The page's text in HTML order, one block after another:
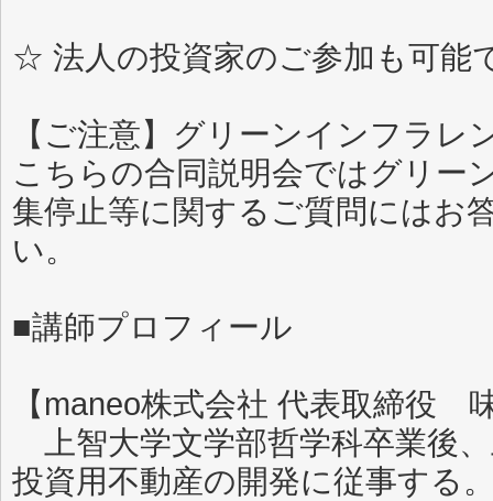
☆ 法人の投資家のご参加も可能
【ご注意】グリーンインフラレ
こちらの合同説明会ではグリー
集停止等に関するご質問にはお
い。
■講師プロフィール
【maneo株式会社 代表取締役
上智大学文学部哲学科卒業後
投資用不動産の開発に従事する